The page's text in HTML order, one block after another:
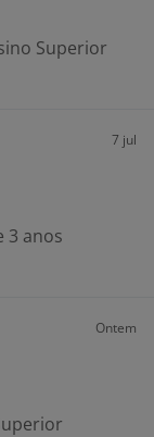
Superior
7 jul
3 anos
Ontem